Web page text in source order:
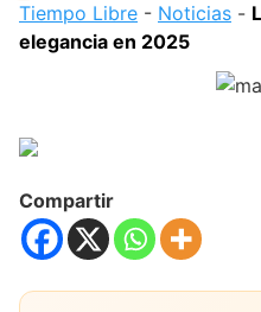
Tiempo Libre - Noticias -
elegancia en 2025
Compartir